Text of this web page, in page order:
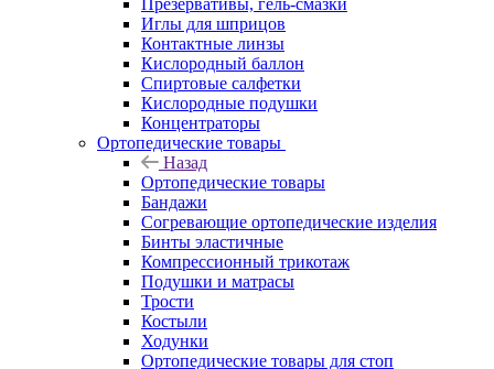
Презервативы, гель-смазки
Иглы для шприцов
Контактные линзы
Кислородный баллон
Спиртовые салфетки
Кислородные подушки
Концентраторы
Ортопедические товары
Назад
Ортопедические товары
Бандажи
Согревающие ортопедические изделия
Бинты эластичные
Компрессионный трикотаж
Подушки и матрасы
Трости
Костыли
Ходунки
Ортопедические товары для стоп